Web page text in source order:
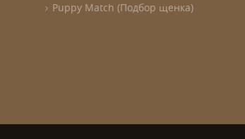
Puppy Match (Подбор щенка)